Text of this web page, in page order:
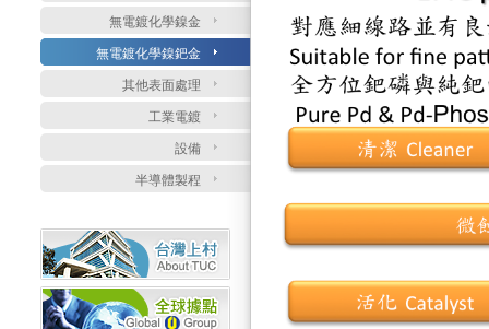
無電鍍化學鎳金
無電鍍化學鎳鈀金
其他表面處理
工業電鍍
設備
半導體製程